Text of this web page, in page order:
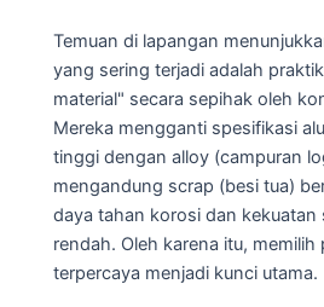
Temuan di lapangan
yang sering terjadi adalah
material" secara sepihak oleh
Mereka mengganti spesifikasi
tinggi dengan alloy (campuran
mengandung scrap (besi tua)
daya tahan korosi dan
rendah. Oleh karena itu, memilih
terpercaya menjadi kunci utama.